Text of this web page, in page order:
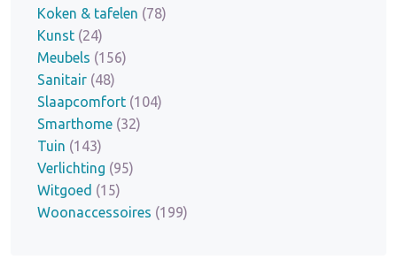
Koken & tafelen (78)
Kunst (24)
Meubels (156)
Sanitair (48)
Slaapcomfort (104)
Smarthome (32)
Tuin (143)
Verlichting (95)
Witgoed (15)
Woonaccessoires (199)